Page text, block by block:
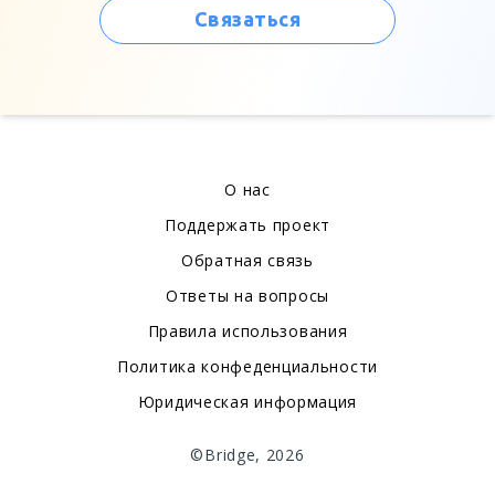
Связаться
О нас
Поддержать проект
Обратная связь
Ответы на вопросы
Правила использования
Политика конфеденциальности
Юридическая информация
©Bridge, 2026